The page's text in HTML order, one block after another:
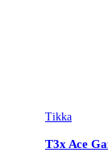
Tikka
T3x Ace